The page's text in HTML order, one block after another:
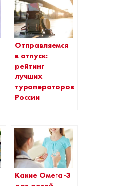
Отправляемся
в отпуск:
рейтинг
лучших
туроператоров
России
Какие Омега-3